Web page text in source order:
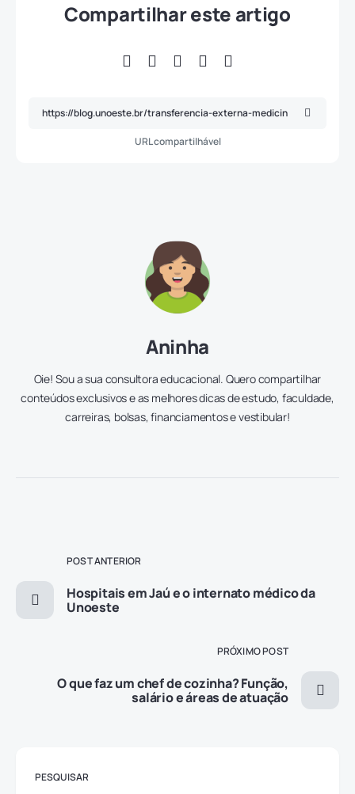
Compartilhar este artigo
URL compartilhável
Aninha
Oie! Sou a sua consultora educacional. Quero compartilhar
conteúdos exclusivos e as melhores dicas de estudo, faculdade,
carreiras, bolsas, financiamentos e vestibular!
POST ANTERIOR
Hospitais em Jaú e o internato médico da
Unoeste
PRÓXIMO POST
O que faz um chef de cozinha? Função,
salário e áreas de atuação
PESQUISAR